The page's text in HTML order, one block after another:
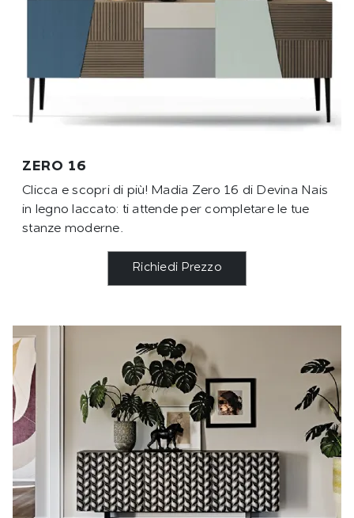
ZERO 16
Clicca e scopri di più! Madia Zero 16 di Devina Nais
in legno laccato: ti attende per completare le tue
stanze moderne.
Richiedi Prezzo